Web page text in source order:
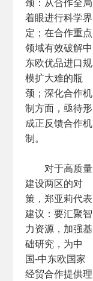
着眼进行科学界
定；在合作重点
领域有效破解中
东欧优品进口规
模扩大难的瓶
颈；深化合作机
制方面，亟待形
成正反馈合作机
制。
对于高质量
建设两区的对
策，郑亚莉代表
建议：要汇聚智
力资源，加强基
础研究，为中
国-中东欧国家
经贸合作提供理